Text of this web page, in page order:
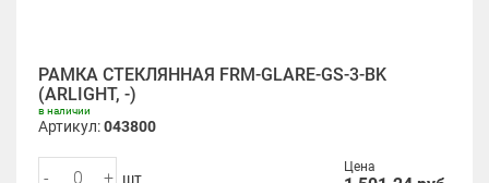
РАМКА СТЕКЛЯННАЯ FRM-GLARE-GS-3-BK
(ARLIGHT, -)
в наличии
Артикул:043800
Цена
- + шт